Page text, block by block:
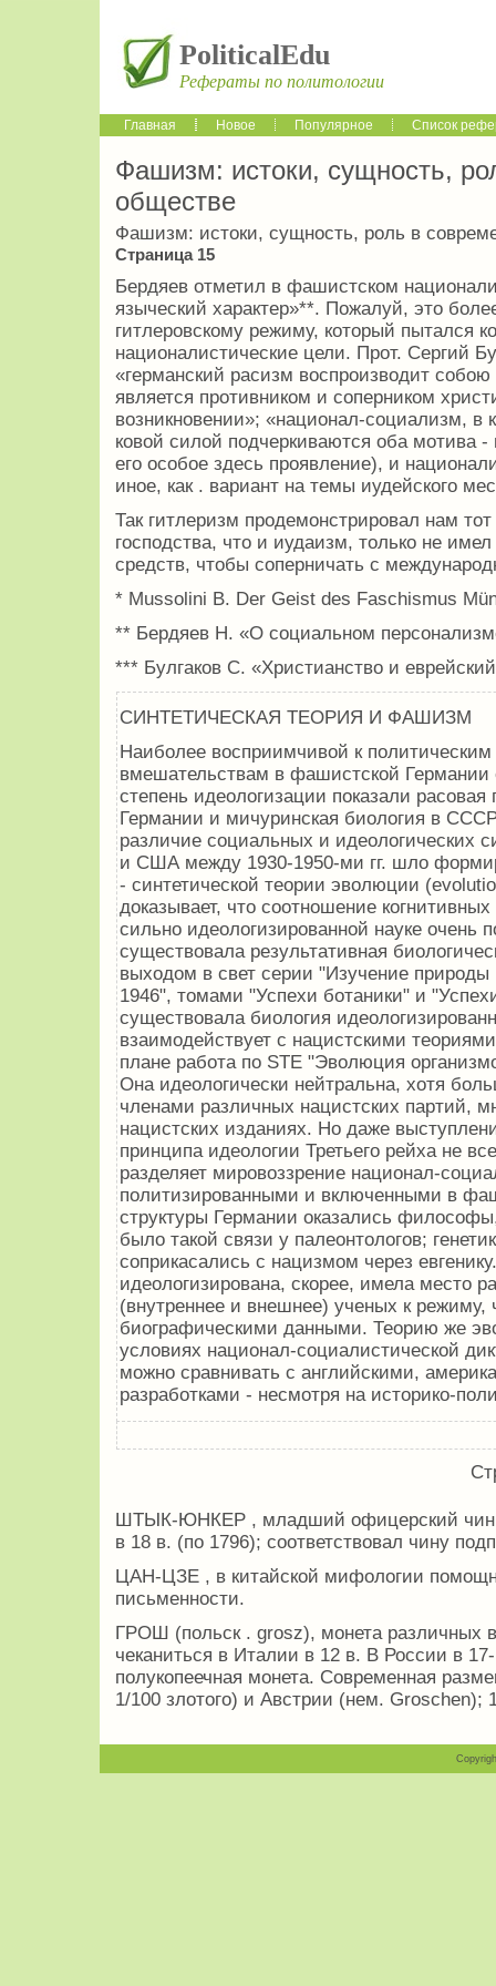
PoliticalEdu
Рефераты по политологии
Главная Новое Популярное Список
Фашизм: истоки, сущность,
обществе
Фашизм: истоки, сущность, роль в
Страница 15
Бердяев отметил в фашистском
языческий характер»**. Пожалуй, это
гитлеровскому режиму, который пытался
националистические цели. Прот. Сергий
«германский расизм воспроизводит
является противником и соперником
возникновении»; «на­ционал-социализм,
ковой силой подчеркиваются оба мотива
его особое здесь проявление), и
иное, как . вариант на темы иудейского
Так гит­леризм продемонстрировал нам
господства, что и иудаизм, только не
средств, чтобы соперничать с
* Mussolini B. Der Geist des Faschismus
** Бердяев Н. «О социальном
*** Булгаков С. «Христианство и
СИНТЕТИЧЕСКАЯ ТЕОРИЯ И ФАШИЗМ
Наиболее восприимчивой к
вмешательствам в фашистской Германии
степень идеологизации показали расовая
Германии и мичуринская биология в
различие социальных и идеологических
и США между 1930-1950-ми гг. шло
- синтетической теории эволюции
доказывает, что соотношение
сильно идеологизированной науке очень
существовала результативная
выходом в свет серии "Изучение
1946", томами "Успехи ботаники" и
существовала биология
взаимодействует с нацистскими
плане работа по STE "Эволюция
Она идеологически нейтральна, хотя
членами различных нацистских партий,
нацистских изданиях. Но даже
принципа идеологии Третьего рейха не
разделяет мировоззрение национал-
политизированными и включенными в
структуры Германии оказались
было такой связи у палеонтологов;
соприкасались с нацизмом через
идеологизирована, скорее, имела место
(внутреннее и внешнее) ученых к режиму,
биографическими данными. Теорию же
условиях национал-социалистической
можно сравнивать с английскими,
разработками - несмотря на историко-
ШТЫК-ЮНКЕР , младший офицерский чин
в 18 в. (по 1796); соответствовал чину
ЦАН-ЦЗЕ , в китайской мифологии
письменности.
ГРОШ (польск . grosz), монета различных
чеканиться в Италии в 12 в. В России в
полукопеечная монета. Современная
1/100 злотого) и Австрии (нем. Groschen);